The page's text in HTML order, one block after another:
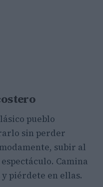
pueblo
sin perder
subir al
Camina
piérdete en ellas.